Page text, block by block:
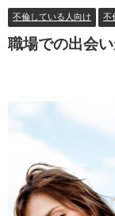
不倫している人向け 不
職場での出会